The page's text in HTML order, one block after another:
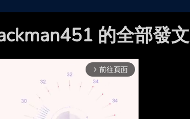
的全部發文
arrow_forward_ios 前往頁面